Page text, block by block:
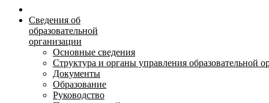
Сведения об
образовательной
организации
Основные сведения
Структура и органы управления образовательной
Документы
Образование
Руководство